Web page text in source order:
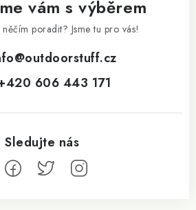
vám s výběrem
poradit? Jsme tu pro vás!
@outdoorstuff.cz
606 443 171